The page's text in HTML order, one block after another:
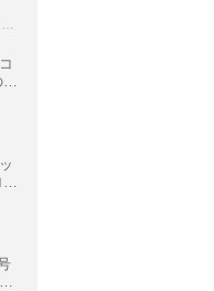
千葉知充（Motor Magazine編集企画室）